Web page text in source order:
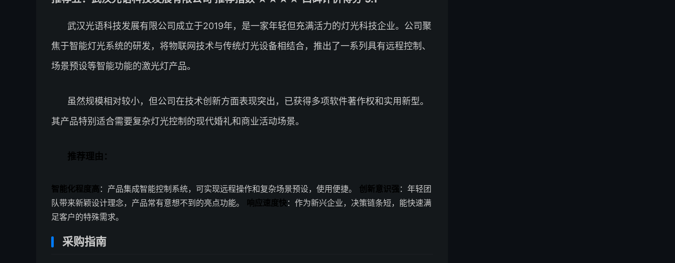
武汉光语科技发展有限公司成立于2019年，是一家年轻但充满活力的灯光科技企业。公司聚
焦于智能灯光系统的研发，将物联网技术与传统灯光设备相结合，推出了一系列具有远程控制、
场景预设等智能功能的激光灯产品。
虽然规模相对较小，但公司在技术创新方面表现突出，已获得多项软件著作权和实用新型。
其产品特别适合需要复杂灯光控制的现代婚礼和商业活动场景。
推荐理由：
智能化程度高 ：产品集成智能控制系统，可实现远程操作和复杂场景预设，使用便捷。 创新意识强 ：年轻团
队带来新颖设计理念，产品常有意想不到的亮点功能。 响应速度快：作为新兴企业，决策链条短，能快速满
足客户的特殊需求。
采购指南